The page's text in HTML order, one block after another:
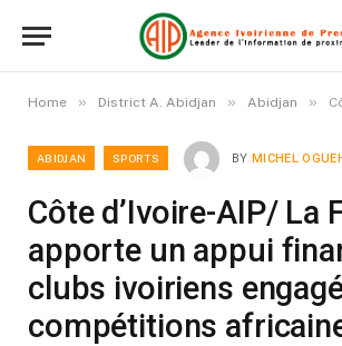
Home » District A. Abidjan » Abidjan » Côte
ABIDJAN SPORTS BY MICHEL
Côte d’Ivoire-AIP/ La
apporte un appui
clubs ivoiriens
compétitions